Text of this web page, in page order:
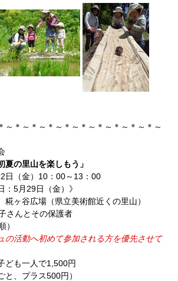
～＊～＊～＊～＊～＊～＊～＊～＊～＊～
の里山を楽しもう」
（金）10：00～13：00
29日（金）》
ヶ谷広場（県立美術館近くの里山）
さんとその保護者
）
の活動へ初めて参加される方を優先させて
ども一人で1,500円
プラス500円）